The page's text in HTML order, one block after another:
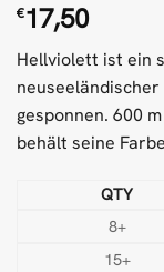
€17,50
Hellviolett ist ein
gesponnen. 600
behält seine
QTY
8+
15+